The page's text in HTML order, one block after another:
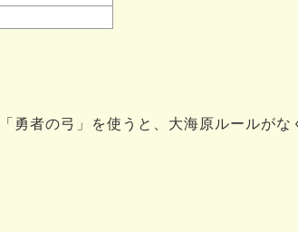
勇者の弓」を使うと、大海原ルールがな